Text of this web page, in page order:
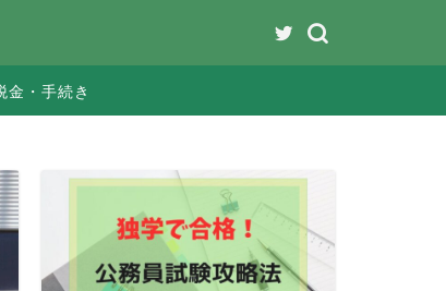
金・手続き